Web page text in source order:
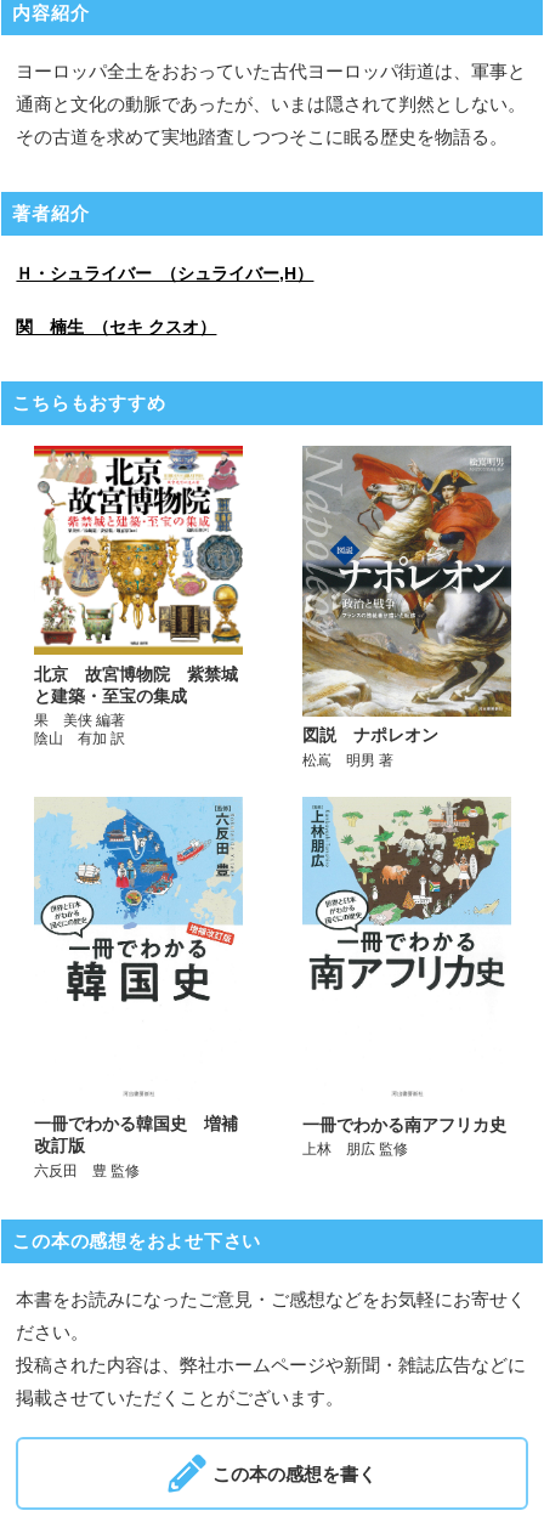
内容紹介
ヨーロッパ全土をおおっていた古代ヨーロッパ街道は、軍事と
通商と文化の動脈であったが、いまは隠されて判然としない。
その古道を求めて実地踏査しつつそこに眠る歴史を物語る。
著者紹介
Ｈ・シュライバー （シュライバー,H）
関 楠生 （セキ クスオ）
こちらもおすすめ
北京 故宮博物院 紫禁城
と建築・至宝の集成
果 美侠 編著
陰山 有加 訳
図説 ナポレオン
松嶌 明男 著
一冊でわかる韓国史 増補
改訂版
六反田 豊 監修
一冊でわかる南アフリカ史
上林 朋広 監修
この本の感想をおよせ下さい
本書をお読みになったご意見・ご感想などをお気軽にお寄せく
ださい。
投稿された内容は、弊社ホームページや新聞・雑誌広告などに
掲載させていただくことがございます。
この本の感想を書く